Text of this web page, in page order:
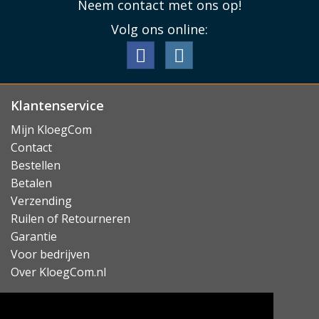
Wanneer u de Orbitkey key organiser gebruikt,
voorkomt u dat uw sleutels nog krassen of
beschadigingen toe kunnen brengen aan uw telefoon
of andere bezittingen in uw zak of tas.
Neem contact met ons op!
Volg ons online:
Klantenservice
Mijn KloegCom
Contact
Bestellen
Betalen
Verzending
Ruilen of Retourneren
Garantie
Voor bedrijven
Over KloegCom.nl